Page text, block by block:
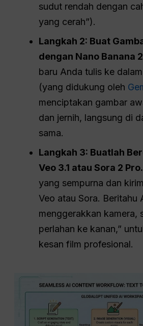
sudut rendah dengan
yang cerah”).
Langkah 2: Buat
dengan Nano Banana
baru Anda tulis ke
(yang didukung oleh
menciptakan gambar
dan jernih, langsung di
sama.
Langkah 3: Buatlah
Veo 3.1 atau Sora 2 Pro.
yang sempurna dan
Veo atau Sora. Beritahu
menggerakkan kamera,
perlahan ke kanan,”
kesan film profesional.